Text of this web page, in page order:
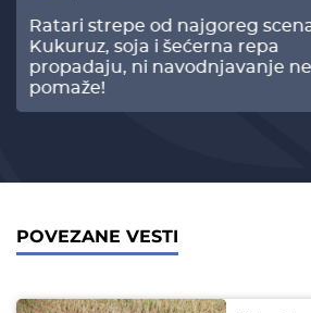
Ratari strepe od najgoreg
Kukuruz, soja i šećerna repa
propadaju, ni navodnjavanje ne
pomaže!
POVEZANE VESTI